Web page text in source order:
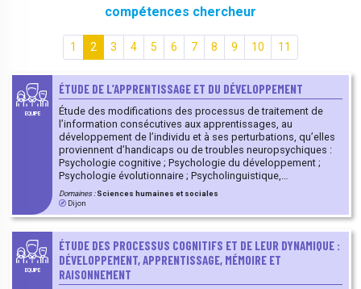
compétences chercheur
1 2 3 4 5 6 7 8 9 10 11
EQUIPE
ÉTUDE DE L’APPRENTISSAGE ET DU DÉVELOPPEMENT
Étude des modifications des processus de traitement de
l’information consécutives aux apprentissages, au
développement de l’individu et à ses perturbations, qu’elles
proviennent d’handicaps ou de troubles neuropsychiques :
Psychologie cognitive ; Psychologie du développement ;
Psychologie évolutionnaire ; Psycholinguistique,
Apprentissage / Mémoire / Éducation (apprentissages
implicite, explicite, scolaire et professionnel), Mesures
comportementales et (neuro)physiologiques des processus
homme-machine, Systèmes embarqués, Modélisation
informatique (réseaux de neurones artificiels)
Domaines :Sciences humaines et sociales
Dijon
EQUIPE
ÉTUDE DES PROCESSUS COGNITIFS ET DE LEUR DYNAMIQUE :
DÉVELOPPEMENT, APPRENTISSAGE, MÉMOIRE ET
RAISONNEMENT